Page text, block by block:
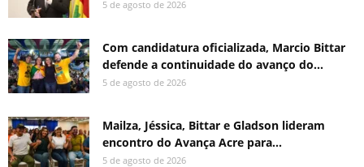
5 de agosto de 2026
Com candidatura oficializada, Marcio Bittar
defende a continuidade do avanço do...
5 de agosto de 2026
Mailza, Jéssica, Bittar e Gladson lideram
encontro do Avança Acre para...
5 de agosto de 2026